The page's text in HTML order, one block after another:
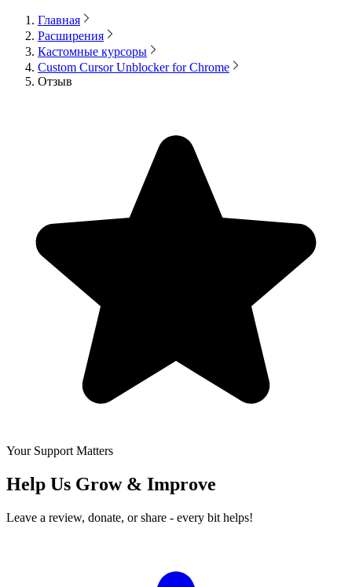
Главная
Расширения
Кастомные курсоры
Custom Cursor Unblocker for Chrome
Отзыв
Your Support Matters
Help Us Grow & Improve
Leave a review, donate, or share - every bit helps!